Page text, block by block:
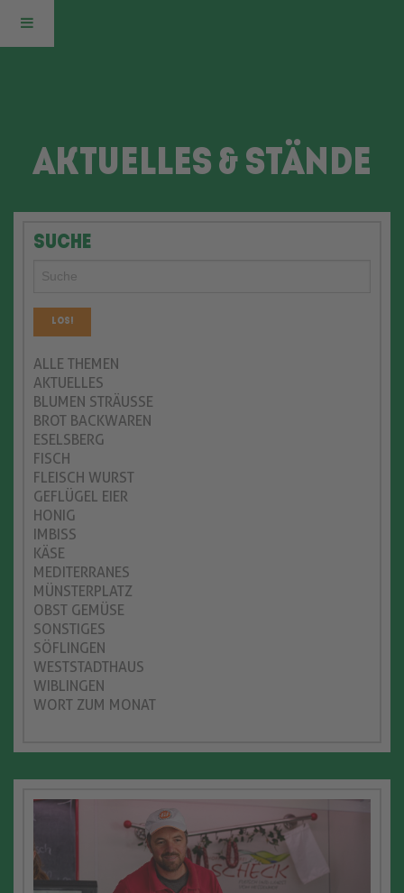
HAUPTSEITE
AKTUELLES & STÄNDE
SUCHE
Los!
ALLE THEMEN
AKTUELLES
BLUMEN STRÄUSSE
BROT BACKWAREN
ESELSBERG
FISCH
FLEISCH WURST
GEFLÜGEL EIER
HONIG
IMBISS
KÄSE
MEDITERRANES
MÜNSTERPLATZ
OBST GEMÜSE
SONSTIGES
SÖFLINGEN
WESTSTADTHAUS
WIBLINGEN
WORT ZUM MONAT